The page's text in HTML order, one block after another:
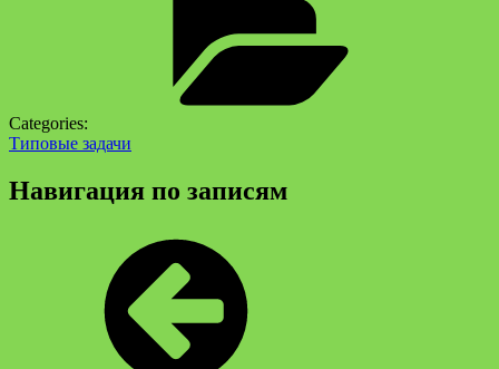
Categories:
Типовые задачи
Навигация по записям